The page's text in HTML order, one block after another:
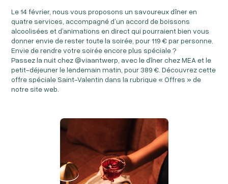
Le 14 février, nous vous proposons un savoureux dîner en
quatre services, accompagné d’un accord de boissons
alcoolisées et d’animations en direct qui pourraient bien vous
donner envie de rester toute la soirée, pour 119 € par personne.
Envie de rendre votre soirée encore plus spéciale ?
Passez la nuit chez @viaantwerp, avec le dîner chez MEA et le
petit-déjeuner le lendemain matin, pour 389 €. Découvrez cette
offre spéciale Saint-Valentin dans la rubrique « Offres » de
notre site web.